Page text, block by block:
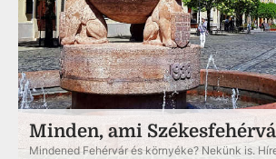
Minden, ami
Mindened Fehérvár és környéke? Nekünk is.